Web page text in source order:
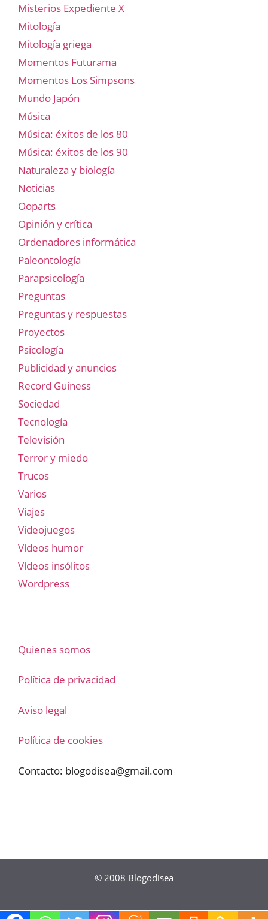
Misterios Expediente X
Mitología
Mitología griega
Momentos Futurama
Momentos Los Simpsons
Mundo Japón
Música
Música: éxitos de los 80
Música: éxitos de los 90
Naturaleza y biología
Noticias
Ooparts
Opinión y crítica
Ordenadores informática
Paleontología
Parapsicología
Preguntas
Preguntas y respuestas
Proyectos
Psicología
Publicidad y anuncios
Record Guiness
Sociedad
Tecnología
Televisión
Terror y miedo
Trucos
Varios
Viajes
Videojuegos
Vídeos humor
Vídeos insólitos
Wordpress
Quienes somos
Política de privacidad
Aviso legal
Política de cookies
Contacto: blogodisea@gmail.com
© 2008 Blogodisea